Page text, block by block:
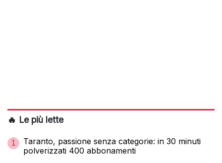
🔥 Le più lette
1
Taranto, passione senza categorie: in 30 minuti
polverizzati 400 abbonamenti